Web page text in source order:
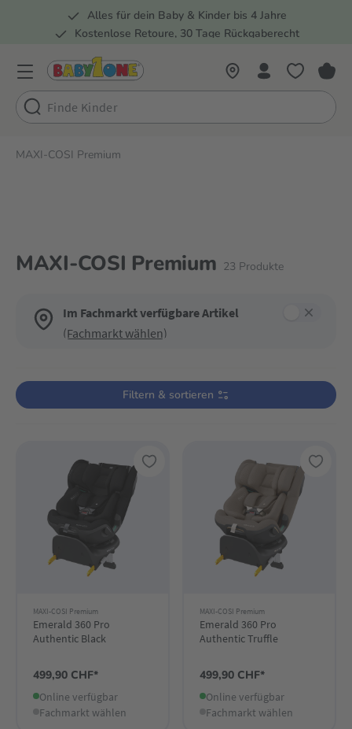
Zur Hauptnavigation springen
Alles für dein Baby & Kinder bis 4 Jahre
Kostenlose Retoure, 30 Tage Rückgaberecht
MAXI-COSI Premium
MAXI-COSI Premium 23 Produkte
Im Fachmarkt verfügbare Artikel
(Fachmarkt wählen)
Filtern & sortieren
MAXI-COSI Premium
Emerald 360 Pro
Authentic Black
499,90 CHF*
Online verfügbar
Fachmarkt wählen
MAXI-COSI Premium
Emerald 360 Pro
Authentic Truffle
499,90 CHF*
Online verfügbar
Fachmarkt wählen